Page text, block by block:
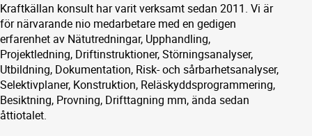
Kraftkällan konsult har varit verksamt sedan 2011. Vi är
för närvarande nio medarbetare med en gedigen
erfarenhet av Nätutredningar, Upphandling,
Projektledning, Driftinstruktioner, Störningsanalyser,
Utbildning, Dokumentation, Risk- och sårbarhetsanalyser,
Selektivplaner, Konstruktion, Reläskyddsprogrammering,
Besiktning, Provning, Drifttagning mm, ända sedan
åttiotalet.